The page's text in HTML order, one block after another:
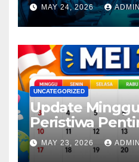
MAY 24, 2026 ADMIN
UNCATEGORIZED
Update
Peristiwa
MAY 23, 2026 ADMIN